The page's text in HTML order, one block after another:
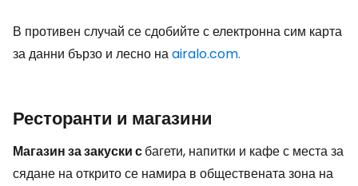
В противен случай се сдобийте с електронна сим карта
за данни бързо и лесно наairalo.com.
Ресторанти и магазини
Магазин за закуски сбагети, напитки и кафе с места за
сядане на открито се намира в обществената зона на